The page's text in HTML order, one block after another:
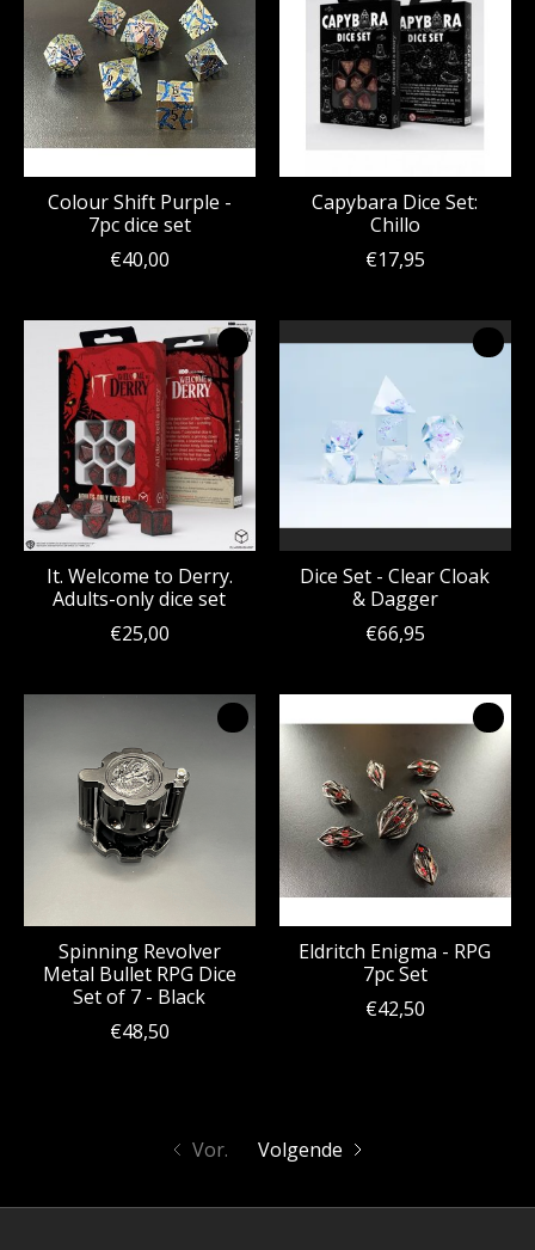
Colour Shift Purple -
7pc dice set
€40,00
Capybara Dice Set:
Chillo
€17,95
It. Welcome to Derry.
Adults-only dice set
€25,00
Dice Set - Clear Cloak
& Dagger
€66,95
Spinning Revolver
Metal Bullet RPG Dice
Set of 7 - Black
€48,50
Eldritch Enigma - RPG
7pc Set
€42,50
Vor. Volgende